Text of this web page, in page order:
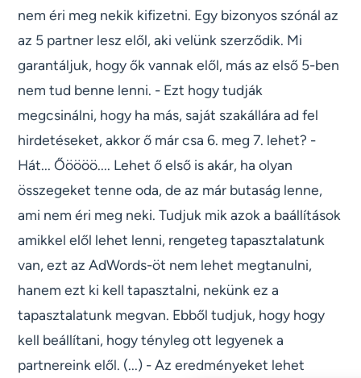
nem éri meg nekik kifizetni. Egy bizonyos szónál az
az 5 partner lesz elől, aki velünk szerződik. Mi
garantáljuk, hogy ők vannak elől, más az első 5-ben
nem tud benne lenni. - Ezt hogy tudják
megcsinálni, hogy ha más, saját szakállára ad fel
hirdetéseket, akkor ő már csa 6. meg 7. lehet? -
Hát... Őöööö.... Lehet ő első is akár, ha olyan
összegeket tenne oda, de az már butaság lenne,
ami nem éri meg neki. Tudjuk mik azok a baállítások
amikkel elől lehet lenni, rengeteg tapasztalatunk
van, ezt az AdWords-öt nem lehet megtanulni,
hanem ezt ki kell tapasztalni, nekünk ez a
tapasztalatunk megvan. Ebből tudjuk, hogy hogy
kell beállítani, hogy tényleg ott legyenek a
partnereink elől. (...) - Az eredményeket lehet